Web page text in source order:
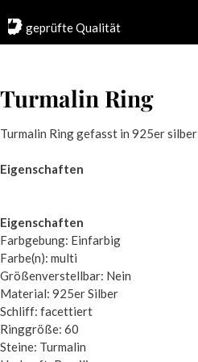
geprüfte Qualität
Turmalin Ring
Turmalin Ring gefasst in 925er silber
Eigenschaften
Eigenschaften
Farbgebung: Einfarbig
Farbe(n): multi
Größenverstellbar: Nein
Material: 925er Silber
Schliff: facettiert
Ringgröße: 60
Steine: Turmalin